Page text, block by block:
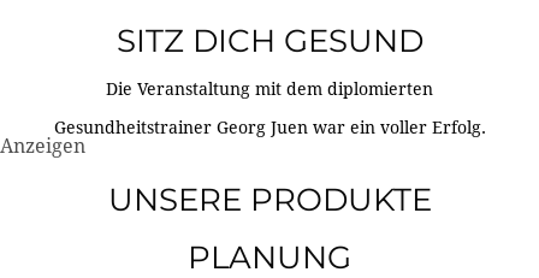
SITZ DICH GESUND
Die Veranstaltung mit dem diplomierten
Gesundheitstrainer Georg Juen war ein voller Erfolg.
Anzeigen
UNSERE PRODUKTE
PLANUNG